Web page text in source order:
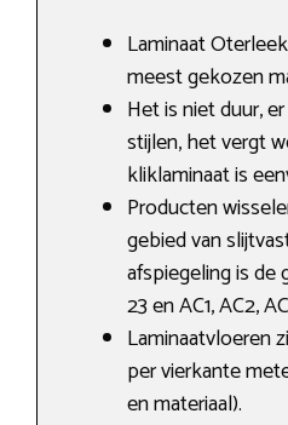
Laminaat
meest gekozen
Het is niet duur,
stijlen, het vergt
kliklaminaat is
Producten
gebied van
afspiegeling is de
23 en AC1, AC2,
Laminaatvloeren
per vierkante
en materiaal).